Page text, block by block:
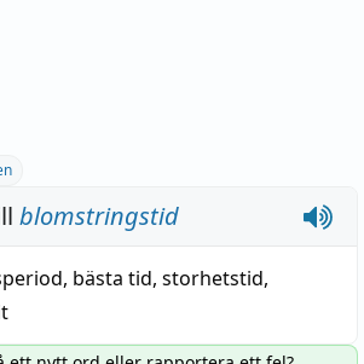
blomstringstid
, bästa tid, storhetstid,